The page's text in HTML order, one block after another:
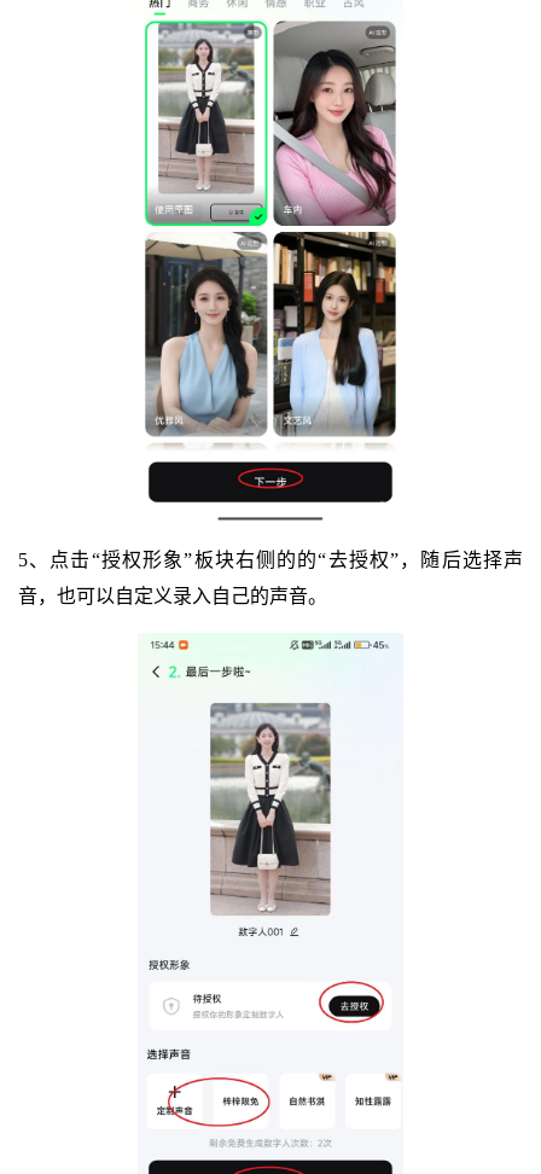
5、点击“授权形象”板块右侧的的“去授权”，随后选择声
音，也可以自定义录入自己的声音。